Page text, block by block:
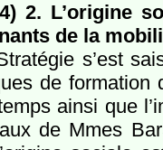
2. L’origine
de la
s’est
de
ainsi que
de Mmes